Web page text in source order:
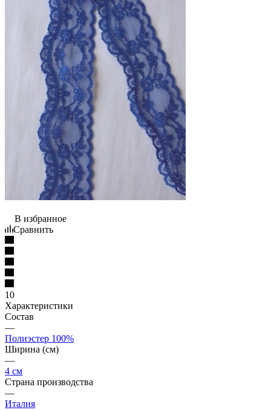
В избранное
Сравнить
10
Характеристики
Состав
—
Полиэстер 100%
Ширина (см)
—
4 см
Страна производства
—
Италия